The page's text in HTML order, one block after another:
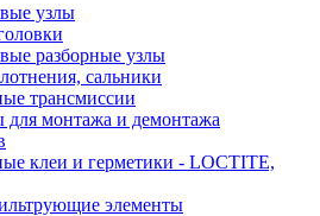
узлы
разборные узлы
сальники
трансмиссии
для монтажа и демонтажа
клеи и герметики - LOCTITE,
элементы